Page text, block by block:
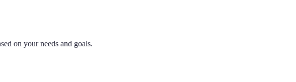
on your needs and goals.